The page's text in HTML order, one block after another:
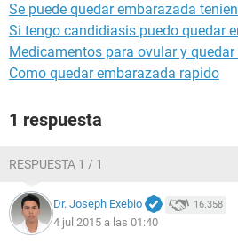
Se puede quedar embarazada
Si tengo candidiasis puedo quedar
Medicamentos para ovular y
Como quedar embarazada rapido
1 respuesta
RESPUESTA 1 / 1
Dr. Joseph Exebio 16.358
4 jul 2015 a las 01:40